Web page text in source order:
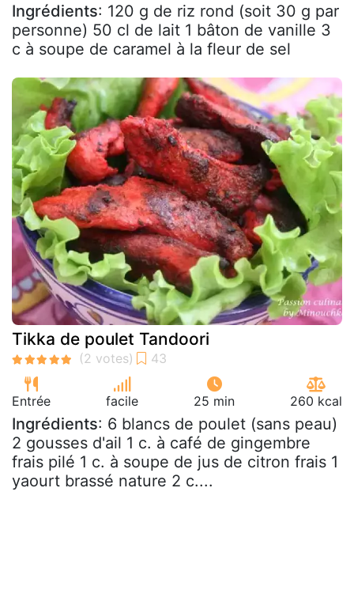
Ingrédients: 120 g de riz rond (soit 30 g par
personne) 50 cl de lait 1 bâton de vanille 3
c à soupe de caramel à la fleur de sel
Tikka de poulet Tandoori
Entrée facile 25 min 260 kcal
Ingrédients: 6 blancs de poulet (sans peau)
2 gousses d'ail 1 c. à café de gingembre
frais pilé 1 c. à soupe de jus de citron frais 1
yaourt brassé nature 2 c....